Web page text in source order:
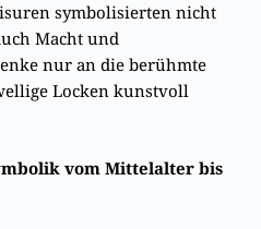
symbolisierten nicht
Macht und
nur an die berühmte
Locken kunstvoll
vom Mittelalter bis